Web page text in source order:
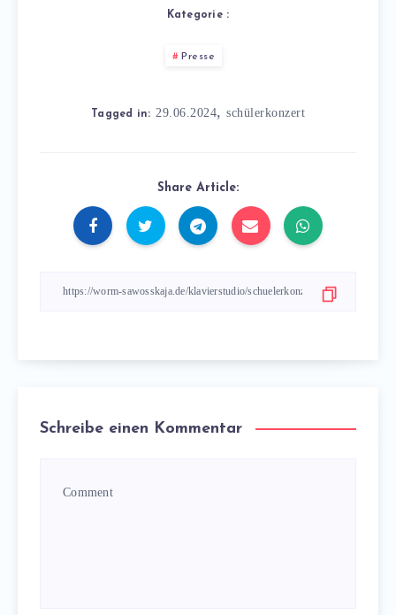
Kategorie :
Presse
Tagged in: 29.06.2024, schülerkonzert
Share Article:
Schreibe einen Kommentar